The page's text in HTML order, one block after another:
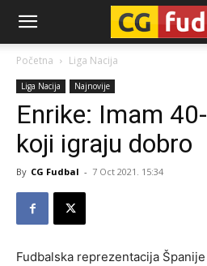
CG-
Fudbal
Početna Liga Nacija
Liga Nacija Najnovije
Enrike: Imam
koji igraju dobro
By CG Fudbal - 7 Oct 2021. 15:34
Fudbalska reprezentacija